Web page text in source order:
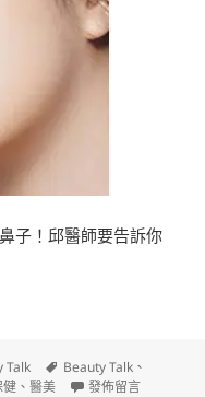
子！邱醫師要告訴你
醫師有約之美麗密碼 (8)
Talk
標
籤
Beauty Talk 、
健 、醫美 在〈[Video]
發佈留言